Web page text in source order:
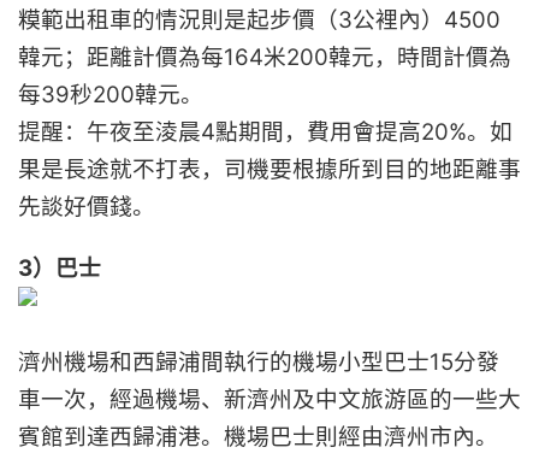
糢範出租車的情況則是起步價（3公裡內）4500
韓元；距離計價為每164米200韓元，時間計價為
每39秒200韓元。
提醒：午夜至淩晨4點期間，費用會提高20%。如
果是長途就不打表，司機要根據所到目的地距離事
先談好價錢。
3）巴士
濟州機場和西歸浦間執行的機場小型巴士15分發
車一次，經過機場、新濟州及中文旅游區的一些大
賓館到達西歸浦港。機場巴士則經由濟州市內。